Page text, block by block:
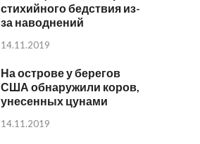
стихийного бедствия из-
за наводнений
14.11.2019
На острове у берегов
США обнаружили коров,
унесенных цунами
14.11.2019